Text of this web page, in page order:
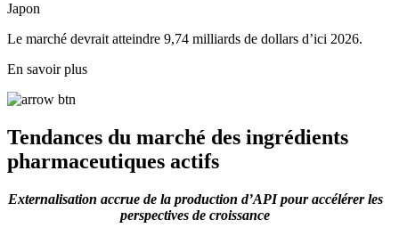
Japon
Le marché devrait atteindre 9,74 milliards de dollars d’ici 2026.
En savoir plus
Tendances du marché des ingrédients
pharmaceutiques actifs
Externalisation accrue de la production d’API pour accélérer les
perspectives de croissance